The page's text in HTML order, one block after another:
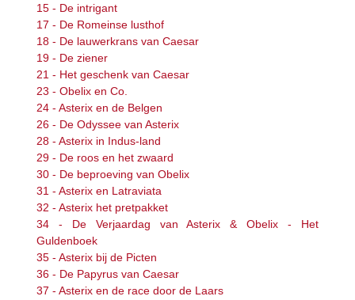
15 - De intrigant
17 - De Romeinse lusthof
18 - De lauwerkrans van Caesar
19 - De ziener
21 - Het geschenk van Caesar
23 - Obelix en Co.
24 - Asterix en de Belgen
26 - De Odyssee van Asterix
28 - Asterix in Indus-land
29 - De roos en het zwaard
30 - De beproeving van Obelix
31 - Asterix en Latraviata
32 - Asterix het pretpakket
34 - De Verjaardag van Asterix & Obelix - Het
Guldenboek
35 - Asterix bij de Picten
36 - De Papyrus van Caesar
37 - Asterix en de race door de Laars